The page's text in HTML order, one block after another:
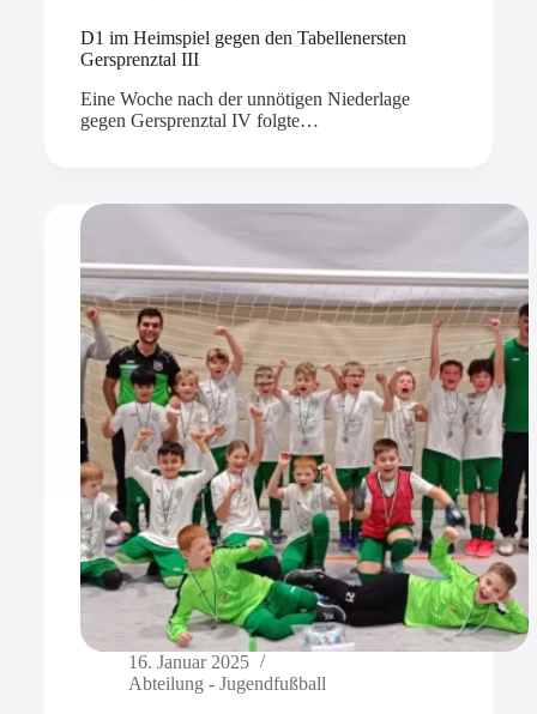
D1 im Heimspiel gegen den Tabellenersten
Gersprenztal III
Eine Woche nach der unnötigen Niederlage
gegen Gersprenztal IV folgte…
16. Januar 2025
Abteilung - Jugendfußball